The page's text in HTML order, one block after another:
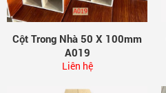
Cột Trong Nhà 50 X 100mm
A019
Liên hệ